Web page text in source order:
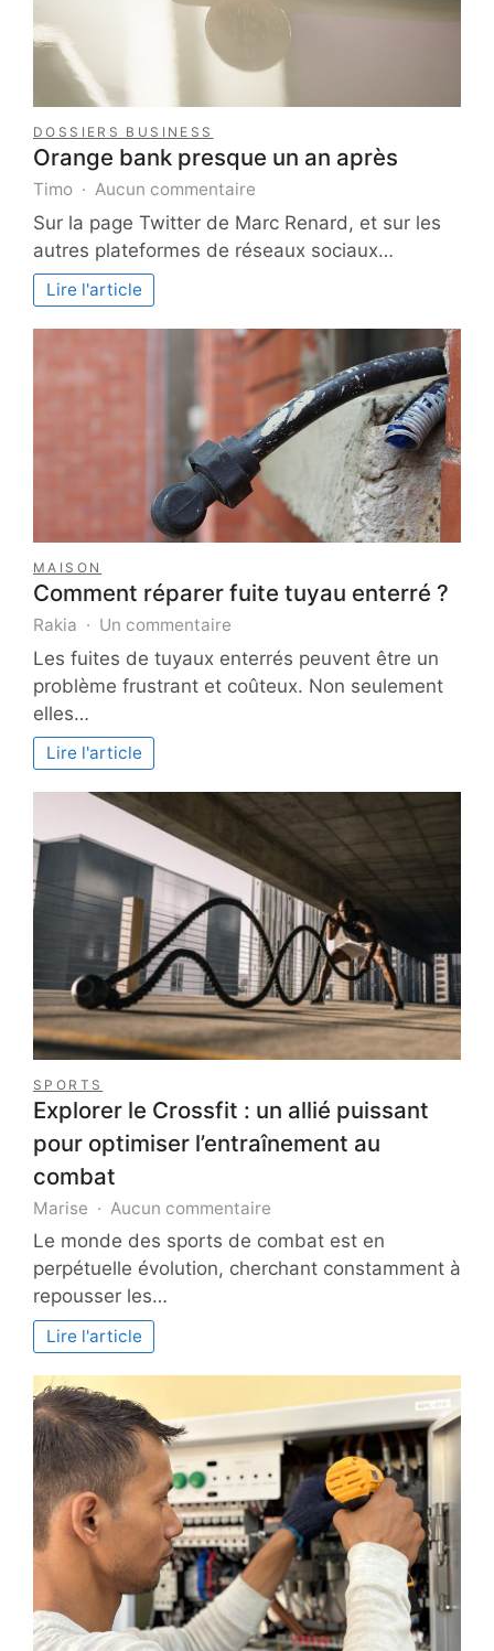
DOSSIERS BUSINESS
Orange bank presque un an après
Timo Aucun commentaire
Orange
bank
presque
après
Sur la page Twitter de Marc Renard, et sur les
autres plateformes de réseaux sociaux…
Lire l'article
MAISON
Comment réparer fuite tuyau enterré ?
Rakia Un commentaire
Comment
réparer
fuite
Les fuites de tuyaux enterrés peuvent être un
problème frustrant et coûteux. Non seulement
elles…
Lire l'article
SPORTS
Explorer le Crossfit : un allié puissant
pour optimiser l’entraînement au
combat
Marise Aucun commentaire
Explorer
Crossfit
puissant
pour
optimiser
l’entraînement
au
combat
Le monde des sports de combat est en
perpétuelle évolution, cherchant constamment à
repousser les…
Lire l'article